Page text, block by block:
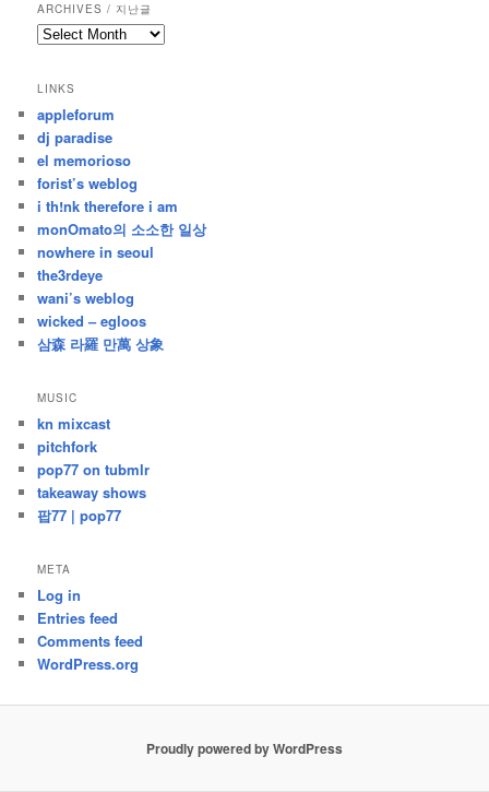
ARCHIVES / 지난글
archives
난
글
LINKS
appleforum
dj paradise
el memorioso
forist’s weblog
i th!nk therefore i am
monOmato의 소소한 일상
nowhere in seoul
the3rdeye
wani’s weblog
wicked – egloos
삼森 라羅 만萬 상象
MUSIC
kn mixcast
pitchfork
pop77 on tubmlr
takeaway shows
팝77 | pop77
META
Log in
Entries feed
Comments feed
WordPress.org
Proudly powered by WordPress